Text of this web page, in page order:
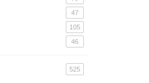
47
105
46
525